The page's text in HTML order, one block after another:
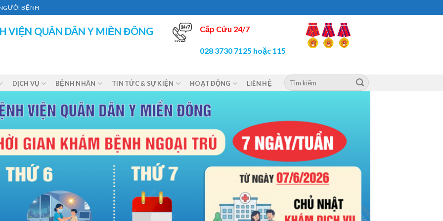
BỆNH
VIỆN QUÂN DÂN Y MIỀN ĐÔNG Cấp Cứu 24/7
028 3730 7125 hoặc 115
DỊCH VỤ BỆNH NHÂN TIN TỨC & SỰ KIỆN HOẠT ĐỘNG LIÊN HỆ